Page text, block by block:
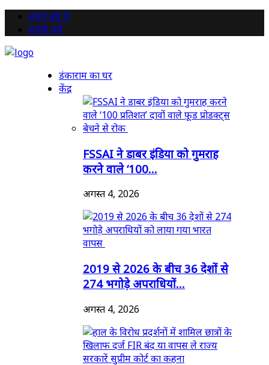
हमारे बारे में
संपर्क करें
डंकाराम का घर
केंद्र
FSSAI ने डाबर इंडिया को गुमराह
करने वाले ‘100...
अगस्त 4, 2026
2019 से 2026 के बीच 36 देशों से
274 भगोड़े अपराधियों...
अगस्त 4, 2026